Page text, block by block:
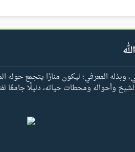
المعرفي؛ ليكون منارًا يتجمع حوله
وأحواله ومحطات حياته، دليلًا جامعًا